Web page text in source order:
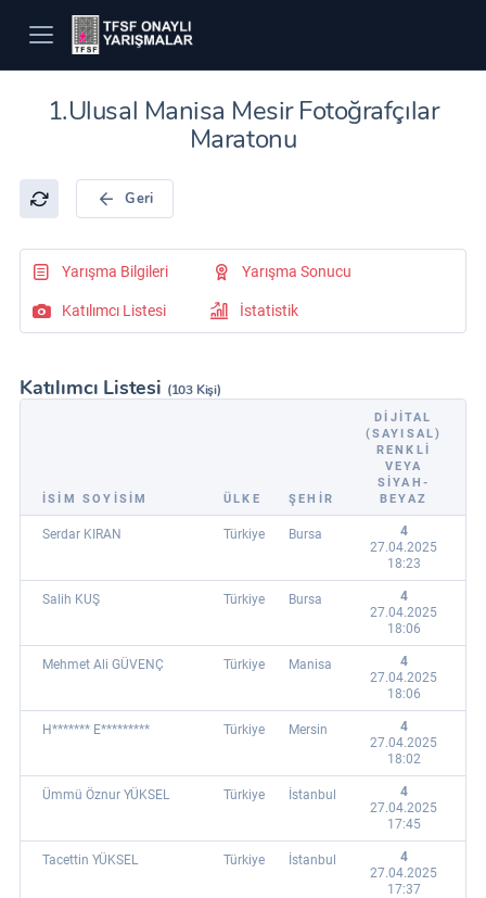
1.Ulusal Manisa Mesir Fotoğrafçılar
Maratonu
Geri
Yarışma Bilgileri Yarışma Sonucu
Katılımcı Listesi İstatistik
Katılımcı Listesi (103 Kişi)
İSİM SOYİSİM ÜLKE ŞEHİR
DIJITAL
(SAYISAL)
RENKLI
VEYA
SIYAH-
BEYAZ
Serdar KIRAN Türkiye Bursa
4
27.04.2025
18:23
Salih KUŞ Türkiye Bursa
4
27.04.2025
18:06
Mehmet Ali GÜVENÇ Türkiye Manisa
4
27.04.2025
18:06
H******* E********* Türkiye Mersin
4
27.04.2025
18:02
Ümmü Öznur YÜKSEL Türkiye İstanbul
4
27.04.2025
17:45
Tacettin YÜKSEL Türkiye İstanbul
4
27.04.2025
17:37